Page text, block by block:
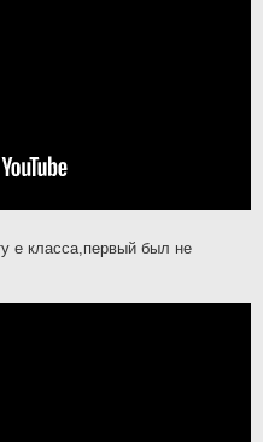
е класса,первый был не